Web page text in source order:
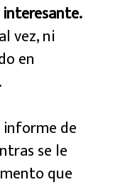
vez, ni
en
de
se le
que